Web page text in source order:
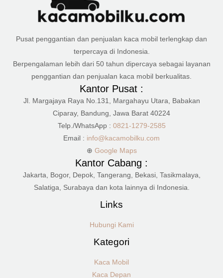
Pusat penggantian dan penjualan kaca mobil terlengkap dan
terpercaya di Indonesia.
Berpengalaman lebih dari 50 tahun dipercaya sebagai layanan
penggantian dan penjualan kaca mobil berkualitas.
Kantor Pusat :
Jl. Margajaya Raya No.131, Margahayu Utara, Babakan
Ciparay, Bandung, Jawa Barat 40224
Telp./WhatsApp : 0821-1279-2585
Email : info@kacamobilku.com
⊕ Google Maps
Kantor Cabang :
Jakarta, Bogor, Depok, Tangerang, Bekasi, Tasikmalaya,
Salatiga, Surabaya dan kota lainnya di Indonesia.
Links
Hubungi Kami
Kategori
Kaca Mobil
Kaca Depan